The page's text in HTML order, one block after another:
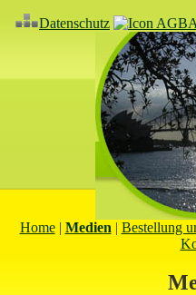
Datenschutz
Home| Medien | Bestellung